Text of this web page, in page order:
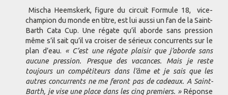
Mischa Heemskerk, figure du circuit Formule 18, vice-
champion du monde en titre, est lui aussi un fan de la Saint-
Barth Cata Cup. Une régate qu’il aborde sans pression
même s’il sait qu’il va croiser de sérieux concurrents sur le
plan d’eau. « C’est une régate plaisir que j’aborde sans
aucune pression. Presque des vacances. Mais je reste
toujours un compétiteurs dans l’âme et je sais que les
autres concurrents ne me feront pas de cadeaux. A Saint-
Barth, je vise une place dans les cinq premiers. »Réponse